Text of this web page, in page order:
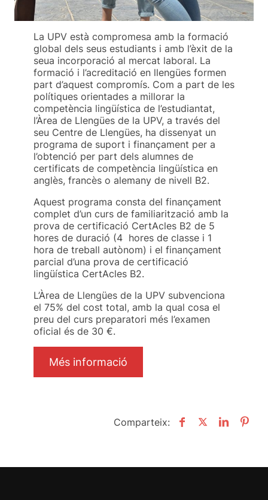
La UPV està compromesa amb la formació
global dels seus estudiants i amb l’èxit de la
seua incorporació al mercat laboral. La
formació i l’acreditació en llengües formen
part d’aquest compromís. Com a part de les
polítiques orientades a millorar la
competència lingüística de l’estudiantat,
l’Àrea de Llengües de la UPV, a través del
seu Centre de Llengües, ha dissenyat un
programa de suport i finançament per a
l’obtenció per part dels alumnes de
certificats de competència lingüística en
anglès, francès o alemany de nivell B2.
Aquest programa consta del finançament
complet d’un curs de familiarització amb la
prova de certificació CertAcles B2 de 5
hores de duració (4 hores de classe i 1
hora de treball autònom) i el finançament
parcial d’una prova de certificació
lingüística CertAcles B2.
L’Àrea de Llengües de la UPV subvenciona
el 75% del cost total, amb la qual cosa el
preu del curs preparatori més l’examen
oficial és de 30 €.
Més informació
Comparteix: